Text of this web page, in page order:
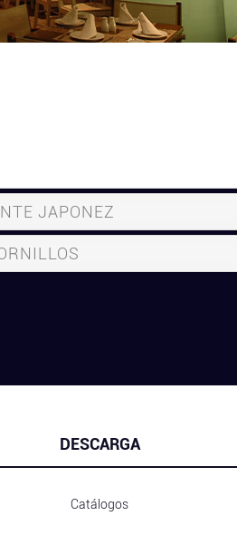
JAPONEZ
DESCARGA
Catálogos